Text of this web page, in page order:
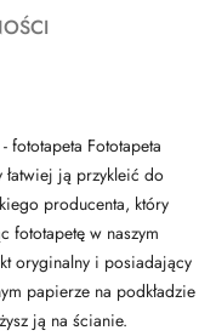
fototapeta Fototapeta
łatwiej ją przykleić do
producenta, który
fototapetę w naszym
oryginalny i posiadający
papierze na podkładzie
ją na ścianie.